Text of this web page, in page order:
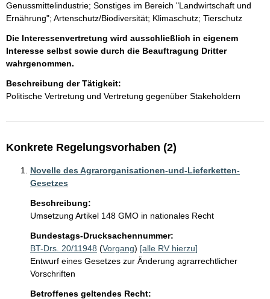
Genussmittelindustrie; Sonstiges im Bereich "Landwirtschaft und
Ernährung"; Artenschutz/Biodiversität; Klimaschutz; Tierschutz
Die Interessenvertretung wird ausschließlich in eigenem
Interesse selbst sowie durch die Beauftragung Dritter
wahrgenommen.
Beschreibung der Tätigkeit:
Politische Vertretung und Vertretung gegenüber Stakeholdern
Konkrete Regelungsvorhaben (2)
Novelle des Agrarorganisationen-und-Lieferketten-
Gesetzes
Beschreibung:
Umsetzung Artikel 148 GMO in nationales Recht
Bundestags-Drucksachennummer:
BT-Drs. 20/11948 (Vorgang) [alle RV hierzu]
Entwurf eines Gesetzes zur Änderung agrarrechtlicher
Vorschriften
Betroffenes geltendes Recht: